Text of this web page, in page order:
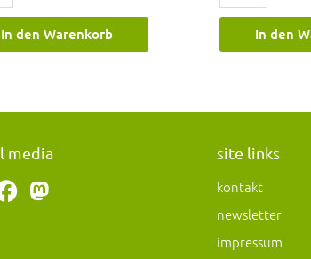
In den Warenkorb In den
media
F
M
site links
kontakt
newsletter
impressum